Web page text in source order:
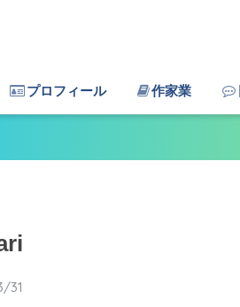
プロフィール 作家業
31